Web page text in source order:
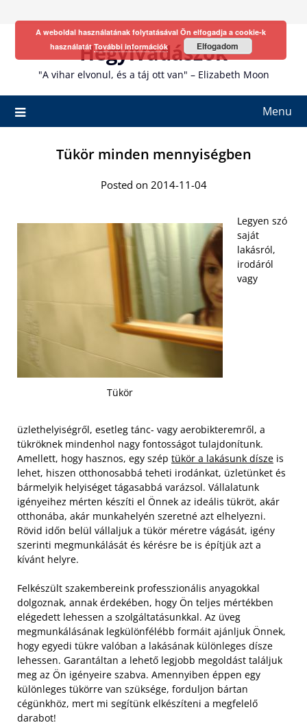
Hegyivadászok
"A vihar elvonul, és a táj ott van" – Elizabeth Moon
Menu
Tükör minden mennyiségben
Posted on 2014-11-04
Tükör
Legyen szó
saját
lakásról,
irodáról
vagy
üzlethelyiségről, esetleg tánc- vagy aerobikteremről, a
tükröknek mindenhol nagy fontosságot tulajdonítunk.
Amellett, hogy hasznos, egy szép tükör a lakásunk dísze is
lehet, hiszen otthonosabbá teheti irodánkat, üzletünket és
bármelyik helyiséget tágasabbá varázsol. Vállalatunk
igényeihez mérten készíti el Önnek az ideális tükröt, akár
otthonába, akár munkahelyén szeretné azt elhelyezni.
Rövid időn belül vállaljuk a tükör méretre vágását, igény
szerinti megmunkálását és kérésre be is építjük azt a
kívánt helyre.
Felkészült szakembereink professzionális anyagokkal
dolgoznak, annak érdekében, hogy Ön teljes mértékben
elégedett lehessen a szolgáltatásunkkal. Az üveg
megmunkálásának legkülönfélébb formáit ajánljuk Önnek,
hogy egyedi tükre valóban a lakásának különleges dísze
lehessen. Garantáltan a lehető legjobb megoldást találjuk
meg az Ön igényeire szabva. Amennyiben éppen egy
különleges tükörre van szüksége, forduljon bártan
cégünkhöz, mert mi segítünk elkészíteni a megfelelő
darabot!
A weboldal használatának folytatásával Ön elfogadja a cookie-k
használatátTovábbi információk Elfogadom